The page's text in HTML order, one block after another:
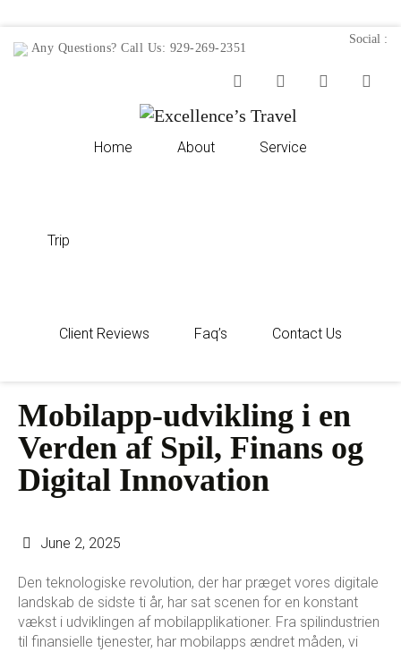
Any Questions? Call Us: 929-269-2351
Social :
Home About Service
Trip
Client Reviews Faq’s Contact Us
Mobilapp-udvikling i en
Verden af Spil, Finans og
Digital Innovation
June 2, 2025
Den teknologiske revolution, der har præget vores digitale
landskab de sidste ti år, har sat scenen for en konstant
vækst i udviklingen af mobilapplikationer. Fra spilindustrien
til finansielle tjenester, har mobilapps ændret måden, vi